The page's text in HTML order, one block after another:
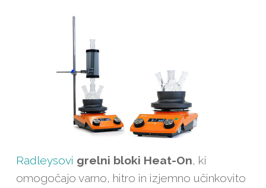
Radleysovi grelni bloki Heat-On, ki
omogočajo varno, hitro in izjemno učinkovito